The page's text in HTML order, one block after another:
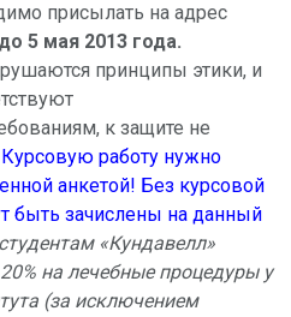
присылать на адрес
до 5 мая 2013 года.
принципы этики, и
к защите не
работу нужно
анкетой! Без курсовой
быть зачислены на данный
«Кундавелл»
на лечебные процедуры у
(за исключением